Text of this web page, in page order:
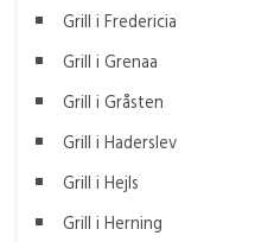
Grill i Fredericia
Grill i Grenaa
Grill i Gråsten
Grill i Haderslev
Grill i Hejls
Grill i Herning